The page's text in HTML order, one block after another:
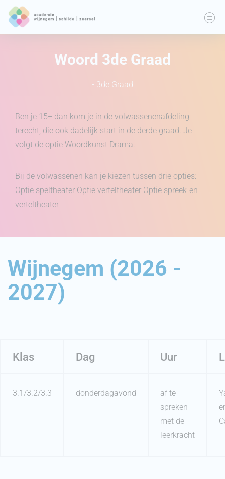
Woord 3de Graad
- 3de Graad
Ben je 15+ dan kom je in de volwassenenafdeling
terecht, die ook dadelijk start in de derde graad. Je
volgt de optie Woordkunst Drama.
Bij de volwassenen kan je kiezen tussen drie opties:
Optie speltheater Optie verteltheater Optie spreek-en
verteltheater
Wijnegem (2026 -
2027)
Klas Dag Uur
3.1/3.2/3.3 donderdagavond
af te
spreken
met de
leerkracht